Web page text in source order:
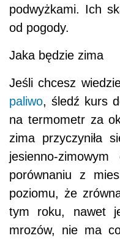
podwyżkami. Ich
od pogody.
Jaka będzie zima
Jeśli chcesz
paliwo, śledź kurs
na termometr za
zima przyczyniła
jesienno-
porównaniu z
poziomu, że
tym roku, nawet
mrozów, nie ma